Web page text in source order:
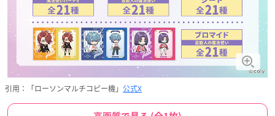
引用：「ローソンマルチコピー機」 公式X